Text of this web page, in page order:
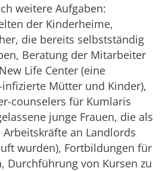
weitere Aufgaben:
der Kinderheime,
die bereits selbstständig
Beratung der Mitarbeiter
Life Center (eine
Mütter und Kinder),
counselers für Kumlaris
junge Frauen, die als
an Landlords
wurden), Fortbildungen für
Durchführung von Kursen zu